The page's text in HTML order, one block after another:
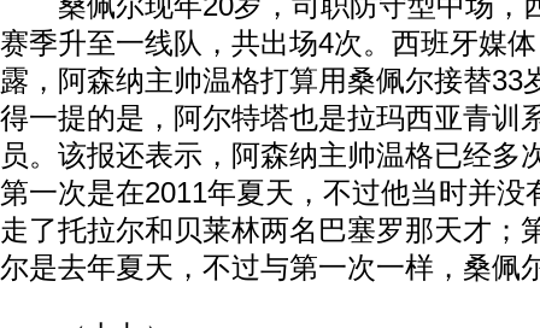
赛季升至一线队，共出场4次。西班牙媒
露，阿森纳主帅温格打算用桑佩尔接替33
得一提的是，阿尔特塔也是拉玛西亚青训
员。该报还表示，阿森纳主帅温格已经多
第一次是在2011年夏天，不过他当时并没
走了托拉尔和贝莱林两名巴塞罗那天才；
尔是去年夏天，不过与第一次一样，桑佩